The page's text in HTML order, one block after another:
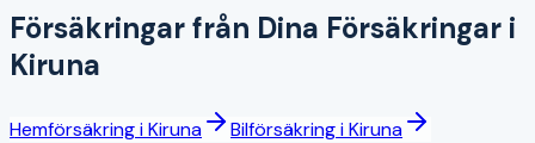
Försäkringar från Dina Försäkringar i
Kiruna
HemförsäkringiKiruna BilförsäkringiKiruna